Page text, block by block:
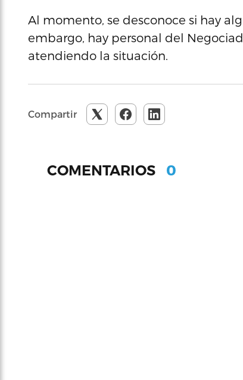
Al momento, se desconoce si hay
embargo, hay personal del
atendiendo la situación.
Compartir
COMENTARIOS 0